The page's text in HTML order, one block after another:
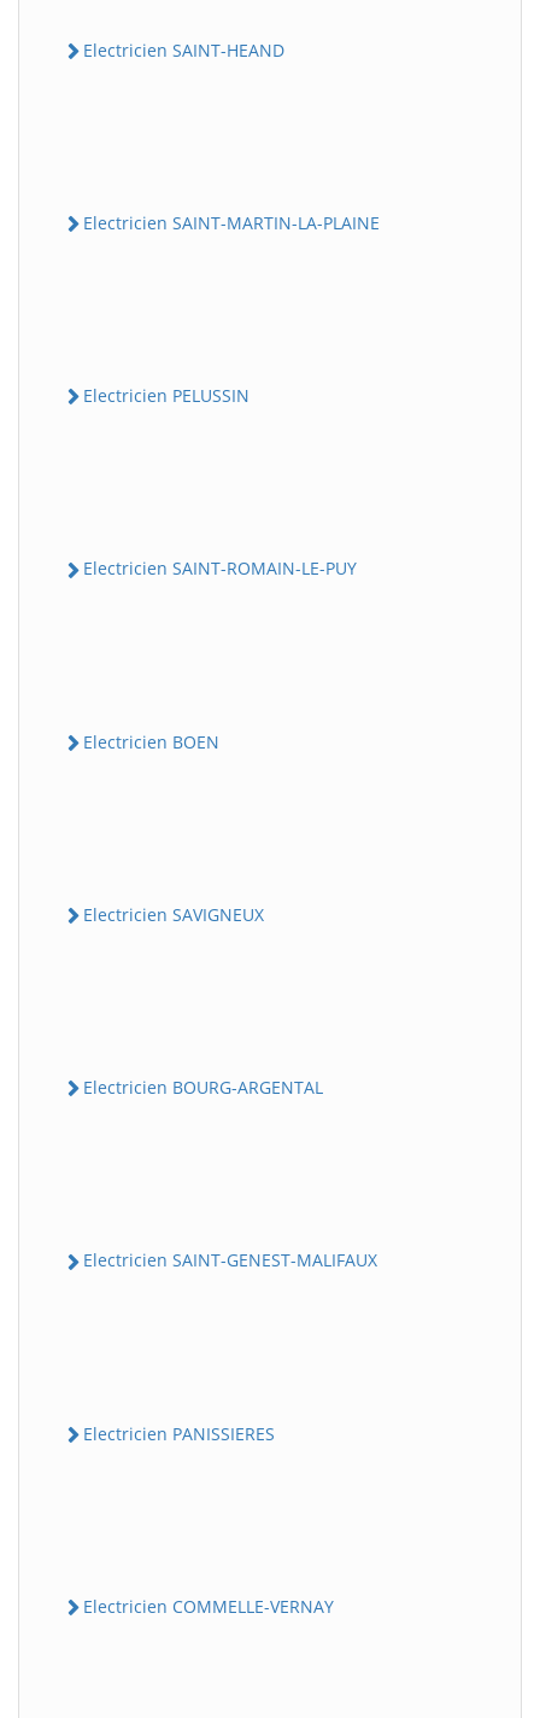
Electricien SAINT-HEAND
Electricien SAINT-MARTIN-LA-PLAINE
Electricien PELUSSIN
Electricien SAINT-ROMAIN-LE-PUY
Electricien BOEN
Electricien SAVIGNEUX
Electricien BOURG-ARGENTAL
Electricien SAINT-GENEST-MALIFAUX
Electricien PANISSIERES
Electricien COMMELLE-VERNAY